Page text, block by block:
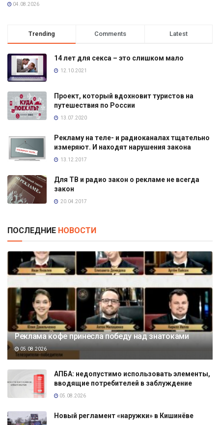
04.08.2026
Trending Comments Latest
14 лет для секса – это слишком мало
12.10.2021
Проект, который вдохновит туристов на
путешествия по России
13.07.2020
Рекламу на теле- и радиоканалах тщательно
измеряют. И находят нарушения закона
13.12.2017
Для ТВ и радио закон о рекламе не всегда
закон
20.04.2017
ПОСЛЕДНИЕ НОВОСТИ
Реклама кофе принесла победу над знатоками
05.08.2026
АПБА: недопустимо использовать элементы,
вводящие потребителей в заблуждение
05.08.2026
Новый регламент «наружки» в Кишинёве